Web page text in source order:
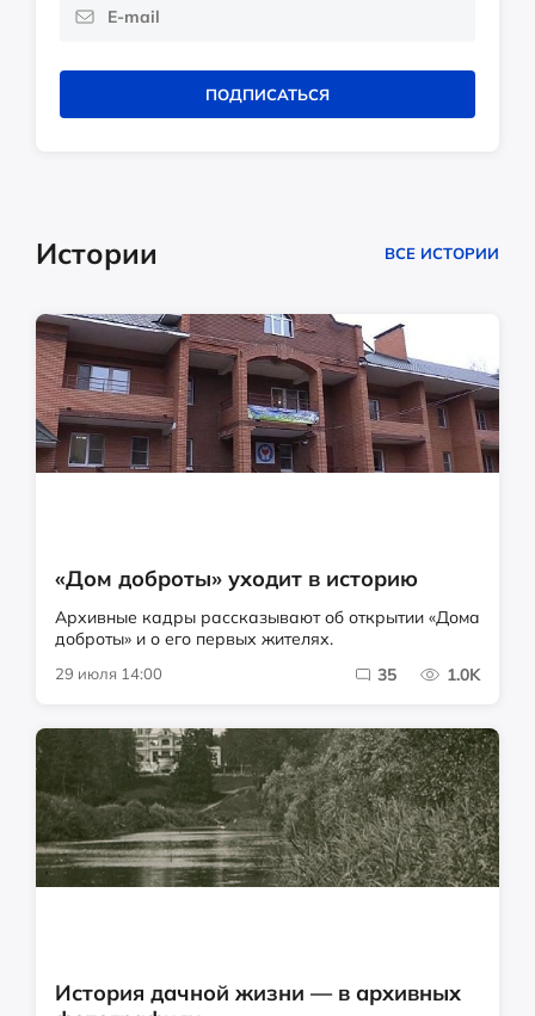
ПОДПИСАТЬСЯ
Истории ВСЕ ИСТОРИИ
«Дом доброты» уходит в историю
Архивные кадры рассказывают об открытии «Дома
доброты» и о его первых жителях.
29 июля 14:00 35 1.0K
История дачной жизни — в архивных